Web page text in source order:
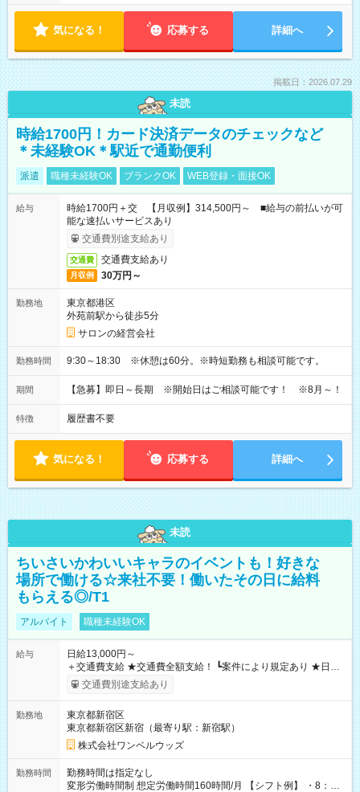
気になる！ 応募する 詳細へ
掲載日：2026.07.29
未読
時給1700円！カード決済データのチェックなど
＊未経験OK＊駅近で通勤便利
派遣 職種未経験OK ブランクOK WEB登録・面接OK
給与
時給1700円＋交 【月収例】314,500円～ ■給与の前払いが可
能な速払いサービスあり
交通費別途支給あり
交通費 交通費支給あり
月収例 30万円～
勤務地
東京都港区
外苑前駅から徒歩5分
サロンの経営会社
勤務時間 9:30～18:30 ※休憩は60分。※時短勤務も相談可能です。
期間 【急募】即日～長期 ※開始日はご相談可能です！ ※8月～！
特徴 履歴書不要
気になる！ 応募する 詳細へ
未読
ちいさいかわいいキャラのイベントも！好きな
場所で働ける☆来社不要！働いたその日に給料
もらえる◎/T1
アルバイト 職種未経験OK
給与
日給13,000円～
＋交通費支給 ★交通費全額支給！ ┗案件により規定あり ★日払
いOK！（規定あり） ┗働いたその日に現金GET♪ お仕事後はコ
ンビニATMから 日払い分を引き落とせます！ 【試用期間】試
交通費別途支給あり
勤務地
東京都新宿区
東京都新宿区新宿（最寄り駅：新宿駅）
株式会社ワンベルウッズ
勤務時間
勤務時間は指定なし
変形労働時間制 想定労働時間160時間/月 【シフト例】 ・8：00